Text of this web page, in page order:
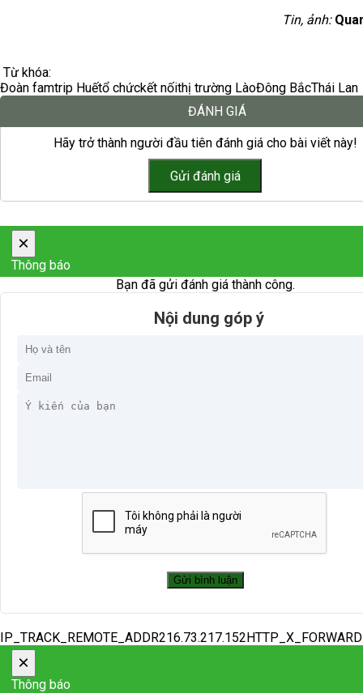
Tin, ảnh:
Từ khóa:
Đoàn famtrip Huếtổ chứckết nốithị trường LàoĐông BắcThái Lan
ĐÁNH GIÁ
Hãy trở thành người đầu tiên đánh giá cho bài viết này!
×
Thông báo
Bạn đã gửi đánh giá thành công.
Nội dung góp ý
×
Thông báo